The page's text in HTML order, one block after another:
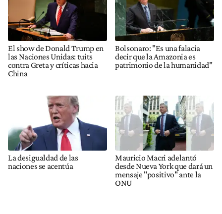
El show de Donald Trump en
las Naciones Unidas: tuits
contra Greta y críticas hacia
China
Bolsonaro: "Es una falacia
decir que la Amazonia es
patrimonio de la humanidad"
La desigualdad de las
naciones se acentúa
Mauricio Macri adelantó
desde Nueva York que dará un
mensaje "positivo" ante la
ONU